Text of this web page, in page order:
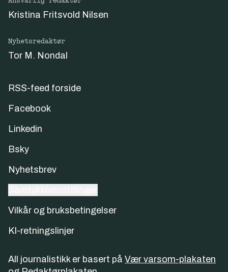
Kristina Fritsvold Nilsen
Nyhetsredaktør
Tor M. Nondal
RSS-feed forside
Facebook
Linkedin
Bsky
Nyhetsbrev
Vilkår og bruksbetingelser
KI-retningslinjer
All journalistikk er basert på Vær varsom-plakaten